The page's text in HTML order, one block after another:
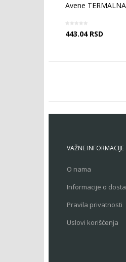
Avene
443.04 RSD
VAŽNE INFORMACIJE
O nama
Informacije o
Pravila privatnosti
Uslovi korišćenja